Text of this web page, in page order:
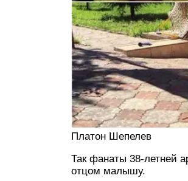
Платон Шепелев
Так фанаты 38-летней
отцом малышу.